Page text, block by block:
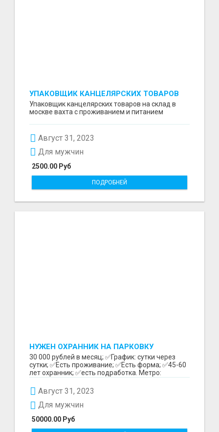
УПАКОВЩИК КАНЦЕЛЯРСКИХ ТОВАРОВ
НА СКЛАД
Упаковщик канцелярских товаров на склад в
москве вахта с проживанием и питанием
Август 31, 2023
2500.00 Руб
Для мужчин
ПОДРОБНЕЙ
НУЖЕН ОХРАННИК НА ПАРКОВКУ
30 000 рублей в месяц; ✅График: сутки через
сутки; ✅Есть проживание; ✅Есть форма; ✅45-60
лет охранник; ✅есть подработка. Метро:
Август 31, 2023
50000.00 Руб
Для мужчин